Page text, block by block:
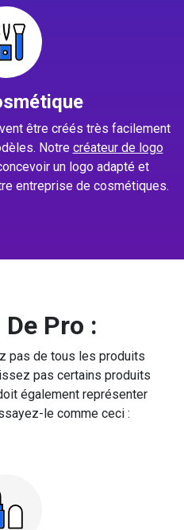
être créés très facilement
Notre créateur de logo
un logo adapté et
entreprise de cosmétiques.
Pro :
pas de tous les produits
pas certains produits
également représenter
le comme ceci :